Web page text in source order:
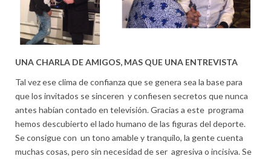
UNA CHARLA DE AMIGOS, MAS QUE UNA ENTREVISTA
Tal vez ese clima de confianza que se genera sea la base para
que los invitados se sinceren y confiesen secretos que nunca
antes habían contado en televisión. Gracias a este programa
hemos descubierto el lado humano de las figuras del deporte.
Se consigue con un tono amable y tranquilo, la gente cuenta
muchas cosas, pero sin necesidad de ser agresiva o incisiva. Se